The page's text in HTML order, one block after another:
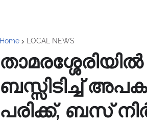
Home LOCAL NEWS
ബസ്സിടിച്ച്
പരിക്ക്, ബസ്